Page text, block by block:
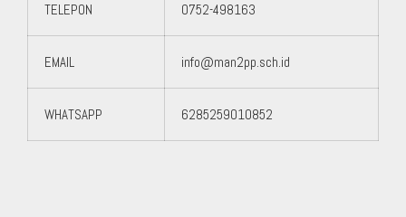
TELEPON 0752-498163
EMAIL info@man2pp.sch.id
WHATSAPP 6285259010852